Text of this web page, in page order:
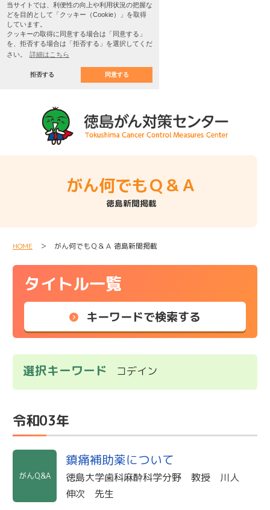
当サイトでは、利便性の向上や利用状況の把握な
どを目的として「クッキー（Cookie）」を取得
しています。
クッキーの取得に同意する場合は「同意する」
を、拒否する場合は「拒否する」を選択してくだ
さい。
詳細はこちら
拒否する 同意する
がん何でもＱ＆Ａ
徳島新聞掲載
HOME ＞ がん何でもＱ＆Ａ 徳島新聞掲載
タイトル一覧
キーワードで検索する
選択キーワード コデイン
令和03年
がんQ&A
鎮痛補助薬について
徳島大学歯科麻酔科学分野 教授 川人
伸次 先生